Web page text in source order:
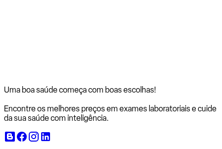
Uma boa saúde começa com boas escolhas!
Encontre os melhores preços em exames laboratoriais e cuide
da sua saúde com inteligência.